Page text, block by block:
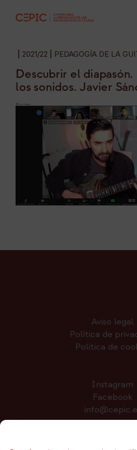
2021/22 PEDAGOGÍA DE LA
Descubrir el diapasón.
los sonidos. Javier
Aviso legal
Política de
Política de
Instagram
Facebook
Colabora